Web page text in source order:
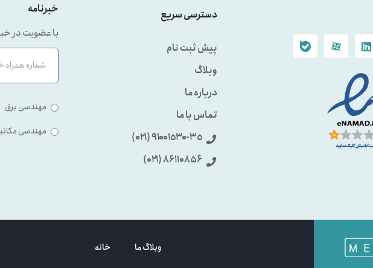
دسترسی سریع
پیش ثبت نام
وبلاگ
درباره ما
تماس با ما
٩۱۰۰۱٥۳۰-۳٥ (۰۲۱)
86110856 (۰۲۱)
خبرنامه
با عضویت در
مهندسی برق
مهندسی
وبلاگ ما خانه